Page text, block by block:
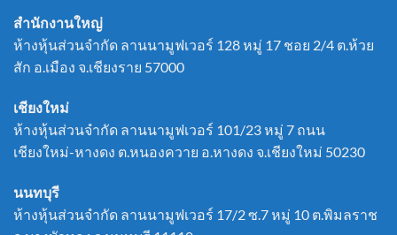
สำนักงานใหญ่
ห้างหุ้นส่วนจำกัด ลานนามูฟเวอร์ 128 หมู่ 17 ชอย 2/4 ต.ห้วย
สัก อ.เมือง จ.เชียงราย 57000
เชียงใหม่
ห้างหุ้นส่วนจำกัด ลานนามูฟเวอร์ 101/23 หมู่ 7 ถนน
เชียงใหม่-หางดง ต.หนองควาย อ.หางดง จ.เชียงใหม่ 50230
นนทบุรี
ห้างหุ้นส่วนจำกัด ลานนามูฟเวอร์ 17/2 ซ.7 หมู่ 10 ต.พิมลราช